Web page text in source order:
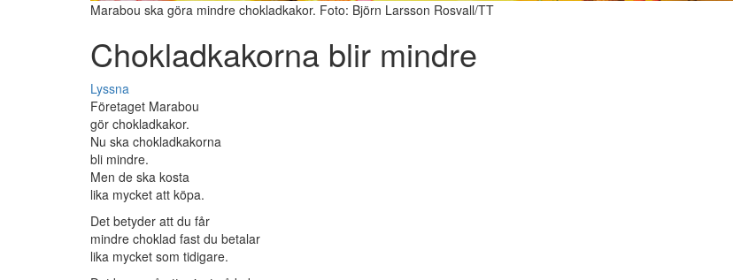
Marabou ska göra mindre chokladkakor. Foto: Björn Larsson Rosvall/TT
Chokladkakorna blir mindre
Lyssna
Företaget Marabou
gör chokladkakor.
Nu ska chokladkakorna
bli mindre.
Men de ska kosta
lika mycket att köpa.
Det betyder att du får
mindre choklad fast du betalar
lika mycket som tidigare.